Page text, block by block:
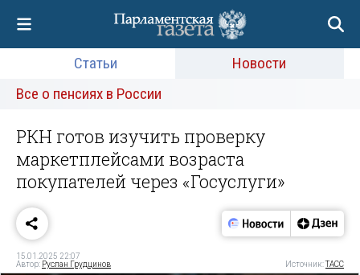
Статьи
Новости
Все о пенсиях в России
РКН готов изучить проверку
маркетплейсами возраста
покупателей через «Госуслуги»
15.01.2025 22:07
Автор: Руслан Грудцинов Источник:ТАСС